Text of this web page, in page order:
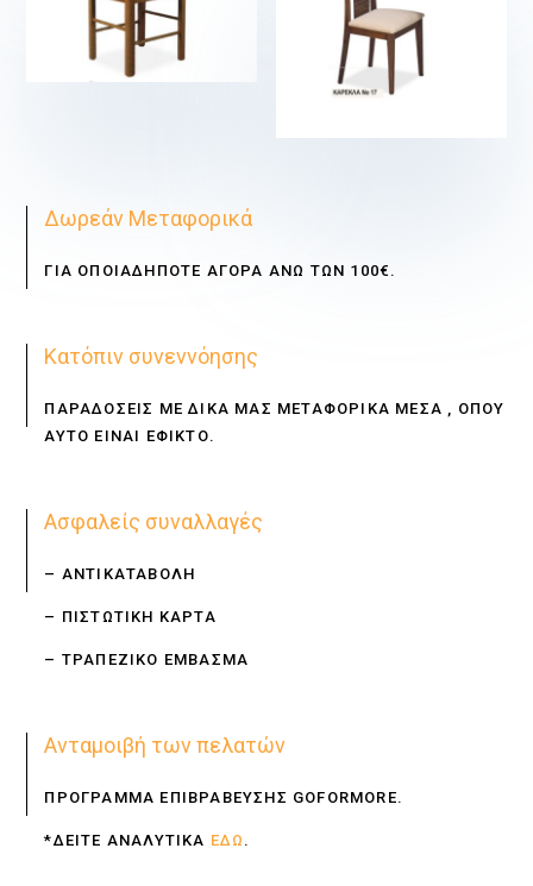
Δωρεάν Μεταφορικά
ΓΙΑ ΟΠΟΙΑΔΗΠΟΤΕ ΑΓΟΡΑ ΑΝΩ ΤΩΝ 100€.
Κατόπιν συνεννόησης
ΠΑΡΑΔΟΣΕΙΣ ΜΕ ΔΙΚΑ ΜΑΣ ΜΕΤΑΦΟΡΙΚΑ ΜΕΣΑ , ΟΠΟΥ
ΑΥΤΟ ΕΙΝΑΙ ΕΦΙΚΤΟ.
Ασφαλείς συναλλαγές
– ΑΝΤΙΚΑΤΑΒΟΛΗ
– ΠΙΣΤΩΤΙΚΗ ΚΑΡΤΑ
– ΤΡΑΠΕΖΙΚΟ ΕΜΒΑΣΜΑ
Ανταμοιβή των πελατών
ΠΡΟΓΡΑΜΜΑ ΕΠΙΒΡΑΒΕΥΣΗΣ GOFORMORE.
*ΔΕΙΤΕ ΑΝΑΛΥΤΙΚΑ ΕΔΩ .